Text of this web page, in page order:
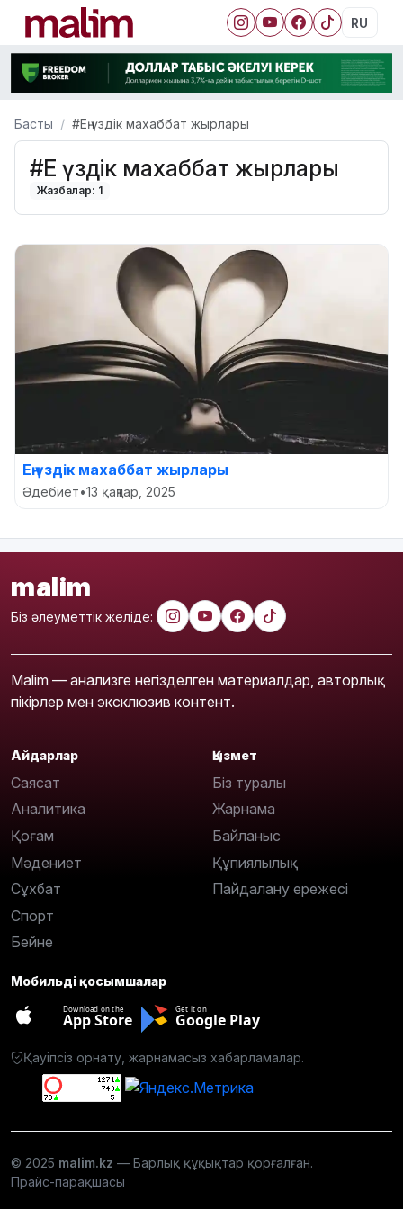
RU
Басты #Ең үздік махаббат жырлары
#Ең үздік махаббат жырлары
Жазбалар: 1
Ең үздік махаббат жырлары
Әдебиет•13 қаңтар, 2025
malim
Біз әлеуметтік желіде:
Malim — анализге негізделген материалдар, авторлық
пікірлер мен эксклюзив контент.
Айдарлар
Саясат
Аналитика
Қоғам
Мәдениет
Сұхбат
Спорт
Бейне
Қызмет
Біз туралы
Жарнама
Байланыс
Құпиялылық
Пайдалану ережесі
Мобильді қосымшалар
Download on the
App Store
Get it on
Google Play
Қауіпсіз орнату, жарнамасыз хабарламалар.
© 2025 malim.kz — Барлық құқықтар қорғалған.
Прайс-парақшасы